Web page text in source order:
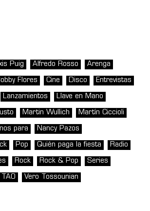
Puig Alfredo Rosso Arenga
Flores Cine Disco Entrevistas
Lanzamientos Llave en Mano
Martin Wullich Martín Ciccioli
para Nancy Pazos
Pop Quién paga la fiesta Radio
Rock Rock & Pop Series
TAO Vero Tossounian